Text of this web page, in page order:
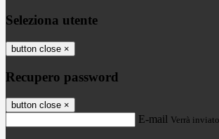
Seleziona utente
button close ×
Recupero password
button close ×
E-mail Verrà